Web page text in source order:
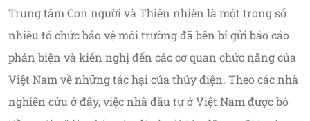
Trung tâm Con người và Thiên nhiên là một trong số
nhiều tổ chức bảo vệ môi trường đã bên bỉ gửi báo cáo
phản biện và kiến nghị đến các cơ quan chức năng của
Việt Nam về những tác hại của thủy điện. Theo các nhà
nghiên cứu ở đây, việc nhà đầu tư ở Việt Nam được bỏ